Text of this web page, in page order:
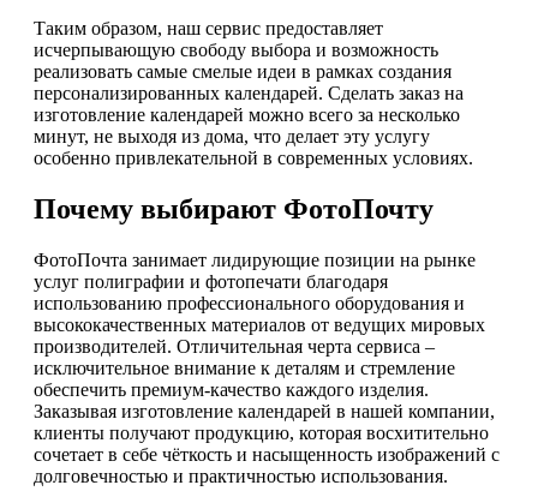
Таким образом, наш сервис предоставляет
исчерпывающую свободу выбора и возможность
реализовать самые смелые идеи в рамках создания
персонализированных календарей. Сделать заказ на
изготовление календарей можно всего за несколько
минут, не выходя из дома, что делает эту услугу
особенно привлекательной в современных условиях.
Почему выбирают ФотоПочту
ФотоПочта занимает лидирующие позиции на рынке
услуг полиграфии и фотопечати благодаря
использованию профессионального оборудования и
высококачественных материалов от ведущих мировых
производителей. Отличительная черта сервиса –
исключительное внимание к деталям и стремление
обеспечить премиум-качество каждого изделия.
Заказывая изготовление календарей в нашей компании,
клиенты получают продукцию, которая восхитительно
сочетает в себе чёткость и насыщенность изображений с
долговечностью и практичностью использования.